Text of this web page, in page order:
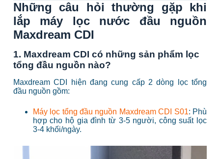
Những câu hỏi thường gặp khi
lắp máy lọc nước đầu nguồn
Maxdream CDI
1. Maxdream CDI có những sản phẩm lọc
tổng đầu nguồn nào?
Maxdream CDI hiện đang cung cấp 2 dòng lọc tổng
đầu nguồn gồm:
Máy lọc tổng đầu nguồn Maxdream CDI S01: Phù
hợp cho hộ gia đình từ 3-5 người, công suất lọc
3-4 khối/ngày.